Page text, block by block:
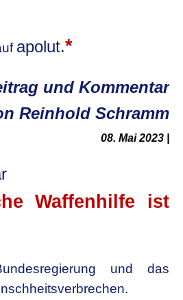
apolut.*
und Kommentar
Reinhold Schramm
08. Mai 2023 |
Waffenhilfe ist
und das